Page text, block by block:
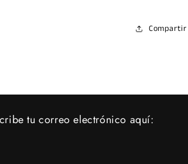
Compartir
tu correo electrónico aquí: